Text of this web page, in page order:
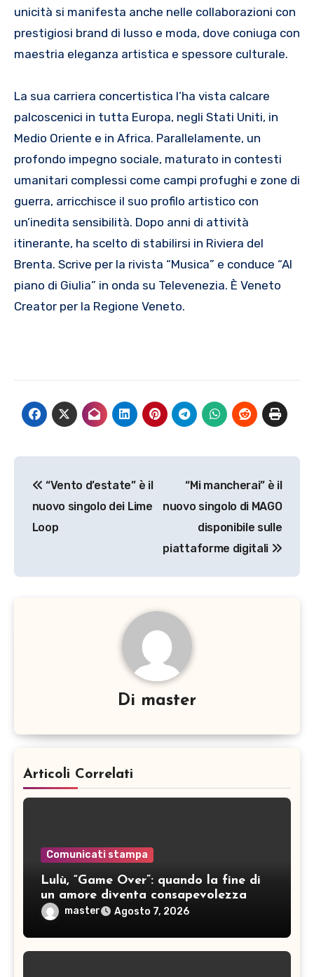
unicità si manifesta anche nelle collaborazioni con
prestigiosi brand di lusso e moda, dove coniuga con
maestria eleganza artistica e spessore culturale.
La sua carriera concertistica l’ha vista calcare
palcoscenici in tutta Europa, negli Stati Uniti, in
Medio Oriente e in Africa. Parallelamente, un
profondo impegno sociale, maturato in contesti
umanitari complessi come campi profughi e zone di
guerra, arricchisce il suo profilo artistico con
un’inedita sensibilità. Dopo anni di attività
itinerante, ha scelto di stabilirsi in Riviera del
Brenta. Scrive per la rivista “Musica” e conduce “Al
piano di Giulia” in onda su Televenezia. È Veneto
Creator per la Regione Veneto.
articoli
“Vento d’estate” è il
nuovo singolo dei Lime
Loop
“Mi mancherai” è il
nuovo singolo di MAGO
disponibile sulle
piattaforme digitali
Di master
Articoli Correlati
Comunicati stampa
Lulù, “Game Over”: quando la fine di
un amore diventa consapevolezza
master Agosto 7, 2026